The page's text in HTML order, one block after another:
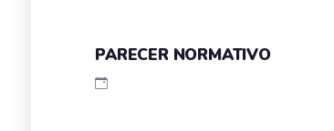
PARECER NORMATIVO